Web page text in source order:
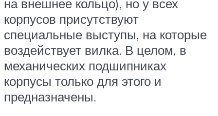
на внешнее кольцо), но у всех
корпусов присутствуют
специальные выступы, на которые
воздействует вилка. В целом, в
механических подшипниках
корпусы только для этого и
предназначены.